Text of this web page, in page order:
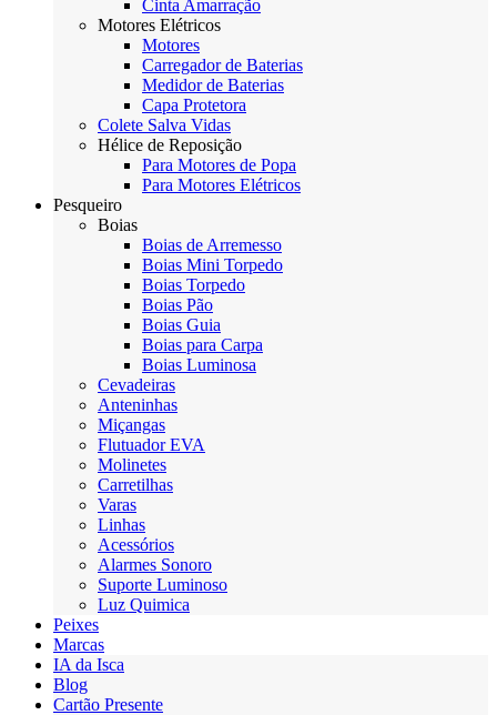
Cinta Amarração
Motores Elétricos
Motores
Carregador de Baterias
Medidor de Baterias
Capa Protetora
Colete Salva Vidas
Hélice de Reposição
Para Motores de Popa
Para Motores Elétricos
Pesqueiro
Boias
Boias de Arremesso
Boias Mini Torpedo
Boias Torpedo
Boias Pão
Boias Guia
Boias para Carpa
Boias Luminosa
Cevadeiras
Anteninhas
Miçangas
Flutuador EVA
Molinetes
Carretilhas
Varas
Linhas
Acessórios
Alarmes Sonoro
Suporte Luminoso
Luz Quimica
Peixes
Marcas
IA da Isca
Blog
Cartão Presente